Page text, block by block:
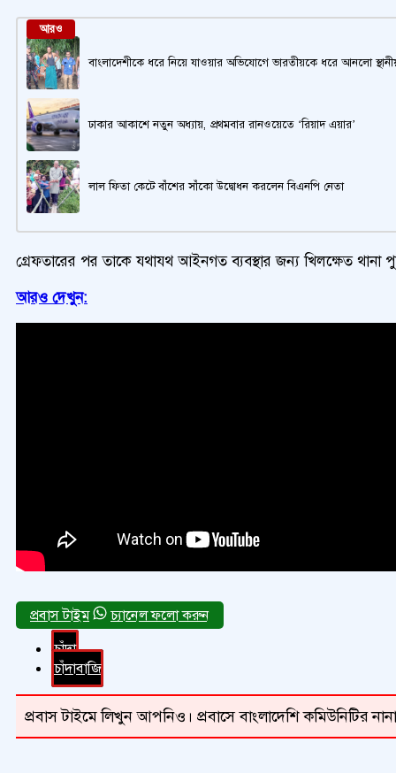
আরও
বাংলাদেশীকে ধরে নিয়ে যাওয়ার অভিযোগে ভারতীয়কে ধরে আনলো
ঢাকার আকাশে নতুন অধ্যায়, প্রথমবার রানওয়েতে ‘রিয়াদ এয়ার’
লাল ফিতা কেটে বাঁশের সাঁকো উদ্বোধন করলেন বিএনপি নেতা
গ্রেফতারের পর তাকে যথাযথ আইনগত ব্যবস্থার জন্য খিলক্ষেত থানা
আরও দেখুন:
চ্যানেল ফলো করুন
চাঁদা
চাঁদাবাজি
প্রবাস টাইমে লিখুন আপনিও। প্রবাসে বাংলাদেশি কমিউনিটির